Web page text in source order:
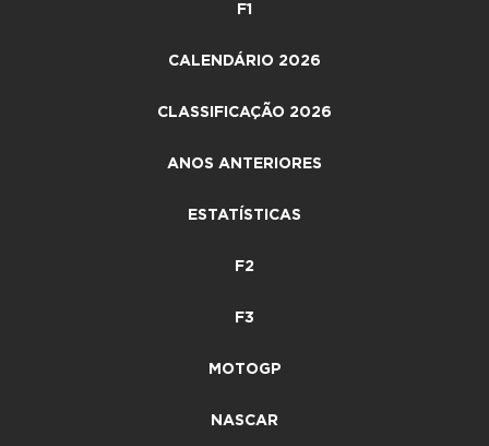
F1
CALENDÁRIO 2026
CLASSIFICAÇÃO 2026
ANOS ANTERIORES
ESTATÍSTICAS
F2
F3
MOTOGP
NASCAR